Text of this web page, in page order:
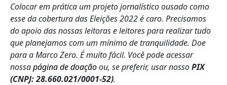
Colocar em prática um projeto jornalístico ousado como
esse da cobertura das Eleições 2022 é caro. Precisamos
do apoio das nossas leitoras e leitores para realizar tudo
que planejamos com um mínimo de tranquilidade. Doe
para a Marco Zero. É muito fácil. Você pode acessar
nossapágina de doaçãoou, se preferir, usar nossoPIX
(CNPJ: 28.660.021/0001-52).